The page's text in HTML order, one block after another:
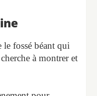
le fossé béant qui
à montrer et